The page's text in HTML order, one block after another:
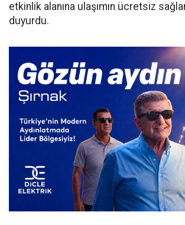
etkinlik alanına ulaşımın ücretsiz
duyurdu.